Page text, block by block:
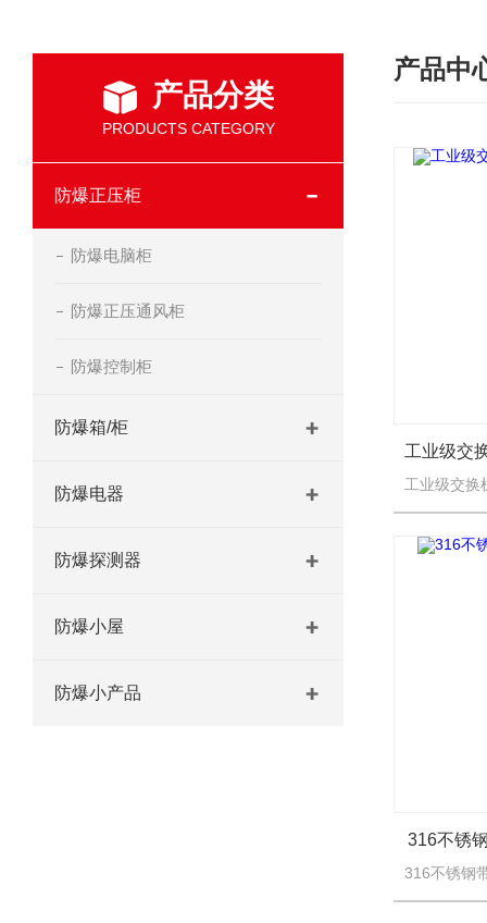
产品分类
PRODUCTS CATEGORY
防爆正压柜
防爆电脑柜
防爆正压通风柜
防爆控制柜
防爆箱/柜
防爆电器
防爆探测器
防爆小屋
防爆小产品
产品中
316不锈